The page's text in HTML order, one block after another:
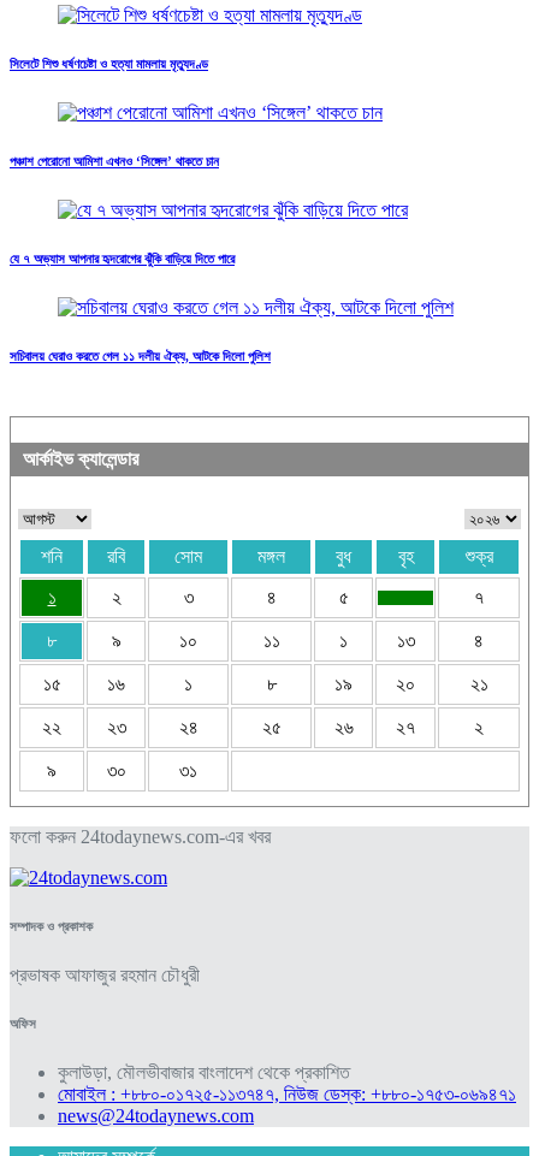
সিলেটে শিশু ধর্ষণচেষ্টা ও হত্যা মামলায় মৃত্যুদণ্ড
পঞ্চাশ পেরোনো আমিশা এখনও ‘সিঙ্গেল’ থাকতে চান
যে ৭ অভ্যাস আপনার হৃদরোগের ঝুঁকি বাড়িয়ে দিতে পারে
সচিবালয় ঘেরাও করতে গেল ১১ দলীয় ঐক্য, আটকে দিলো পুলিশ
আর্কাইভ ক্যালেন্ডার
শনি রবি সোম মঙ্গল বুধ বৃহ
শুক্র
১
২ ৩ ৪ ৫ ৭
৮ ৯ ১০ ১১ ১ ১৩ ৪
১৫ ১৬ ১ ৮ ১৯ ২০ ২১
২২ ২৩ ২৪ ২৫ ২৬ ২৭ ২
৯ ৩০ ৩১
ফলো করুন 24todaynews.com-এর খবর
সম্পাদক ও প্রকাশক
প্রভাষক আফাজুর রহমান চৌধুরী
অফিস
কুলাউড়া, মৌলভীবাজার বাংলাদেশ থেকে প্রকাশিত
মোবাইল : +৮৮০-০১৭২৫-১১৩৭৪৭, নিউজ ডেস্ক: +৮৮০-১৭৫৩-০৬৯৪৭১
news@24todaynews.com